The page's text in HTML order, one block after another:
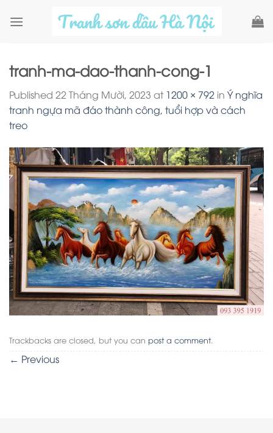
tranh-ma-dao-thanh-cong-1
Published 22 Tháng Mười, 2023 at 1200 × 792 in Ý nghĩa
tranh ngựa mã đáo thành công, tuổi hợp và cách
treo
Trackbacks are closed, but you can post a comment.
← Previous